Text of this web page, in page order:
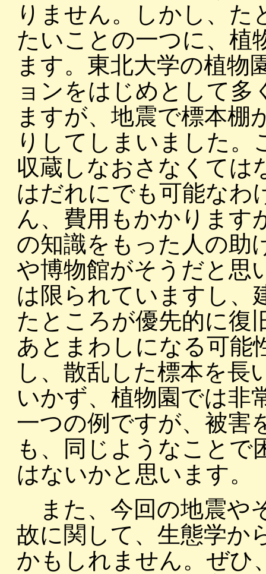
りません。しかし、た
たいことの一つに、植
ます。東北大学の植物
ョンをはじめとして多
ますが、地震で標本棚
りしてしまいました。
収蔵しなおさなくては
はだれにでも可能なわ
ん、費用もかかります
の知識をもった人の助
や博物館がそうだと思
は限られていますし、
たところが優先的に復
あとまわしになる可能
し、散乱した標本を長
いかず、植物園では非
一つの例ですが、被害
も、同じようなことで
はないかと思います。
また、今回の地震や
故に関して、生態学か
かもしれません。ぜひ